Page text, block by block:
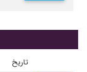
تاریخ